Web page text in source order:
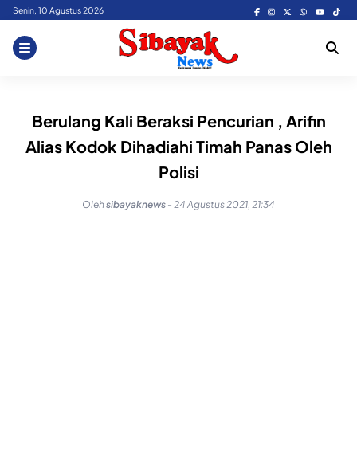
Skip
content
Senin, 10 Agustus 2026
Berulang Kali Beraksi Pencurian , Arifin
Alias Kodok Dihadiahi Timah Panas Oleh
Polisi
Olehsibayaknews - 24 Agustus 2021, 21:34